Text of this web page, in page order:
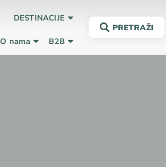
DESTINACIJE
O nama B2B
PRETRAŽI